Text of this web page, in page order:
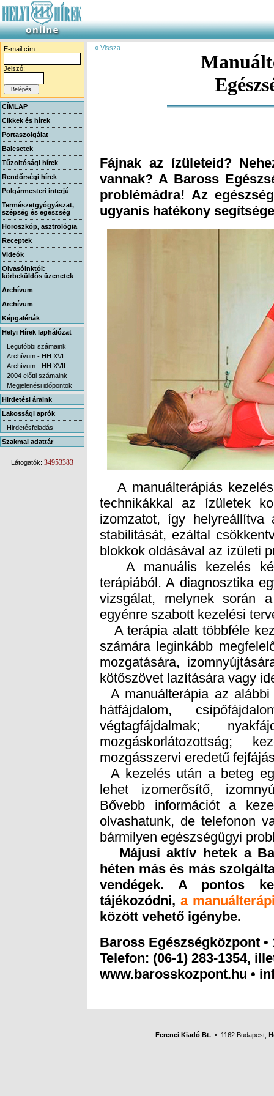
E-mail cím:
Jelszó:
CÍMLAP
Cikkek és hírek
Portaszolgálat
Balesetek
Tűzoltósági hírek
Rendőrségi hírek
Polgármesteri interjú
Természetgyógyászat,
szépség és egészség
Horoszkóp, asztrológia
Receptek
Videók
Olvasóinktól:
körbeküldős üzenetek
Archívum
Archívum
Képgalériák
Helyi Hírek laphálózat
Legutóbbi számaink
Archívum - HH XVI.
Archívum - HH XVII.
2004 előtti számaink
Megjelenési időpontok
Hirdetési áraink
Lakossági aprók
Hirdetésfeladás
Szakmai adattár
Látogatók: 34953383
« Vissza
Fájnak az ízületeid?
vannak? A Baross
problémádra! Az
ugyanis hatékony
A manuálterápiás
technikákkal az ízületek
izomzatot, így
stabilitását, ezáltal
blokkok oldásával az ízületi
A manuális kezelés
terápiából. A diagnosztika
vizsgálat, melynek
egyénre szabott kezelési
A terápia alatt többféle
számára leginkább
mozgatására,
kötőszövet lazítására vagy
A manuálterápia az alábbi
hátfájdalom,
végtagfájdalmak;
mozgáskorlátozottság;
mozgásszervi eredetű
A kezelés után a beteg
lehet izomerősítő,
Bővebb információt a
olvashatunk, de telefonon
bármilyen egészségügyi
Májusi aktív hetek a
héten más és más
vendégek. A pontos
tájékozódni,a
között vehető igénybe.
Baross Egészségközpont
Telefon: (06-1) 283-1354,
www.barosskozpont.hu •
Ferenci Kiadó Bt. • 1162 Budapest,